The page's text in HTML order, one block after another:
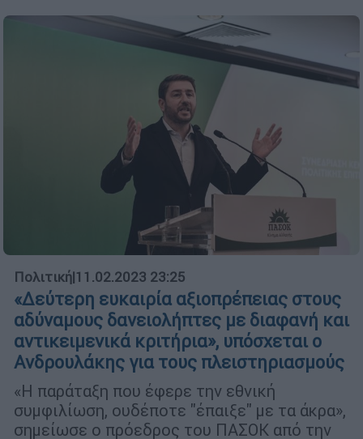
Πολιτική|11.02.2023 23:25
«Δεύτερη ευκαιρία αξιοπρέπειας στους
αδύναμους δανειολήπτες με διαφανή και
αντικειμενικά κριτήρια», υπόσχεται ο
Ανδρουλάκης για τους πλειστηριασμούς
«Η παράταξη που έφερε την εθνική
συμφιλίωση, ουδέποτε "έπαιξε" με τα άκρα»,
σημείωσε ο πρόεδρος του ΠΑΣΟΚ από την